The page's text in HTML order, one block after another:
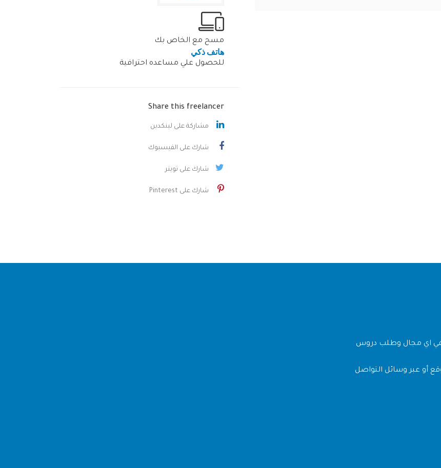
مسح مع الخاص بك
هاتف ذكي
للحصول علي مساعده احترافية
Share this freelancer
مشاركة على لينكدين
شارك على الفيسبوك
شارك على تويتر
شارك على Pinterest
اي مجال وطلب دروس
أو عبر وسائل التواصل